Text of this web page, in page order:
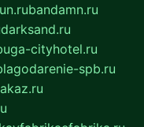
bandamn.ru
darksand.ru
cityhotel.ru
spb.ru